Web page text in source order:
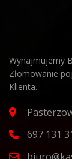
Wynajmujemy
Złomowanie
Klienta.
697 131